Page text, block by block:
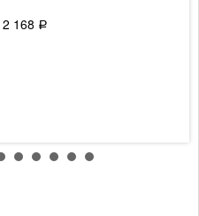
2 168 Р